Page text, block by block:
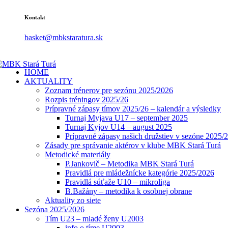
Kontakt
basket@mbkstaratura.sk
HOME
AKTUALITY
Zoznam trénerov pre sezónu 2025/2026
Rozpis tréningov 2025/26
Prípravné zápasy tímov 2025/26 – kalendár a výsledky
Turnaj Myjava U17 – september 2025
Turnaj Kyjov U14 – august 2025
Prípravné zápasy našich družstiev v sezóne 2025/
Zásady pre správanie aktérov v klube MBK Stará Turá
Metodické materiály
P.Jankovič – Metodika MBK Stará Turá
Pravidlá pre mládežnícke kategórie 2025/2026
Pravidlá súťaže U10 – mikroliga
B.Bažány – metodika k osobnej obrane
Aktuality zo siete
Sezóna 2025/2026
Tím U23 – mladé ženy U2003